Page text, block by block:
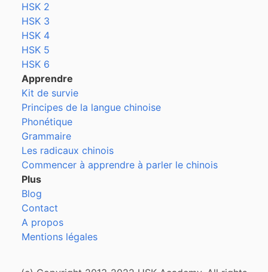
HSK 2
HSK 3
HSK 4
HSK 5
HSK 6
Apprendre
Kit de survie
Principes de la langue chinoise
Phonétique
Grammaire
Les radicaux chinois
Commencer à apprendre à parler le chinois
Plus
Blog
Contact
A propos
Mentions légales